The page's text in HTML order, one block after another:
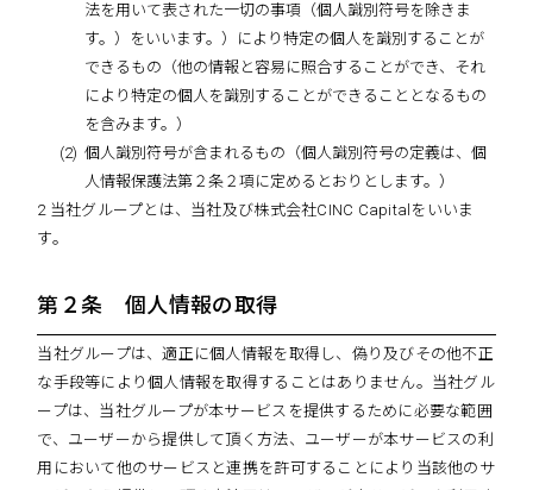
法を用いて表された一切の事項（個人識別符号を除きま
す。）をいいます。）により特定の個人を識別することが
できるもの（他の情報と容易に照合することができ、それ
により特定の個人を識別することができることとなるもの
を含みます。）
個人識別符号が含まれるもの（個人識別符号の定義は、個
人情報保護法第２条２項に定めるとおりとします。）
2 当社グループとは、当社及び株式会社CINC Capitalをいいま
す。
第２条 個人情報の取得
当社グループは、適正に個人情報を取得し、偽り及びその他不正
な手段等により個人情報を取得することはありません。当社グル
ープは、当社グループが本サービスを提供するために必要な範囲
で、ユーザーから提供して頂く方法、ユーザーが本サービスの利
用において他のサービスと連携を許可することにより当該他のサ